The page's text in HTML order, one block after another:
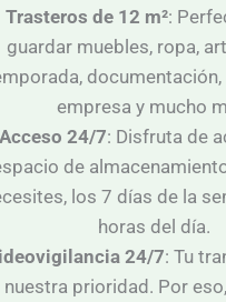
Trasteros de 12 m²:
guardar muebles, ropa,
empresa y mucho
Acceso 24/7: Disfruta de
de
los 7 días de la
horas del día.
24/7: Tu
nuestra prioridad. Por